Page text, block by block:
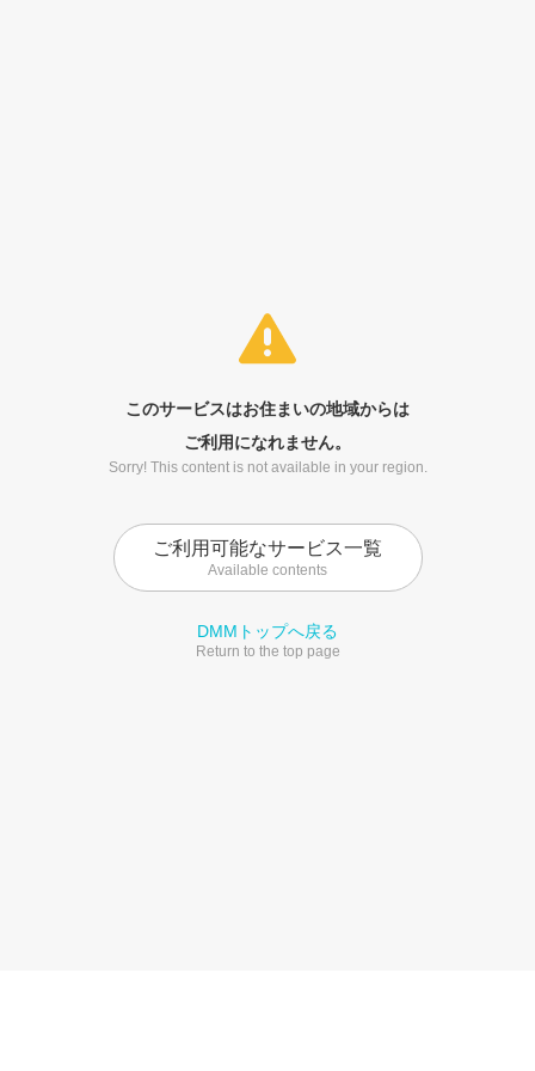
このサービスはお住まいの地域からは
ご利用になれません。
Sorry! This content is not available in your region.
ご利用可能なサービス一覧
Available contents
DMMトップへ戻る
Return to the top page